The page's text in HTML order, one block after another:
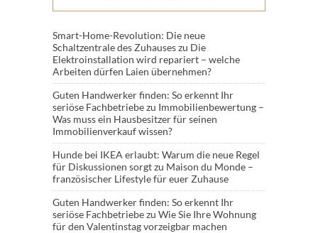
Smart-Home-Revolution: Die neue
Schaltzentrale des Zuhauseszu Die
Elektroinstallation wird repariert – welche
Arbeiten dürfen Laien übernehmen?
Guten Handwerker finden: So erkennt Ihr
seriöse Fachbetriebezu Immobilienbewertung –
Was muss ein Hausbesitzer für seinen
Immobilienverkauf wissen?
Hunde bei IKEA erlaubt: Warum die neue Regel
für Diskussionen sorgtzu Maison du Monde –
französischer Lifestyle für euer Zuhause
Guten Handwerker finden: So erkennt Ihr
seriöse Fachbetriebezu Wie Sie Ihre Wohnung
für den Valentinstag vorzeigbar machen